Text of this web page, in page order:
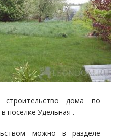
дома по
посёлке Удельная .
можно в разделе